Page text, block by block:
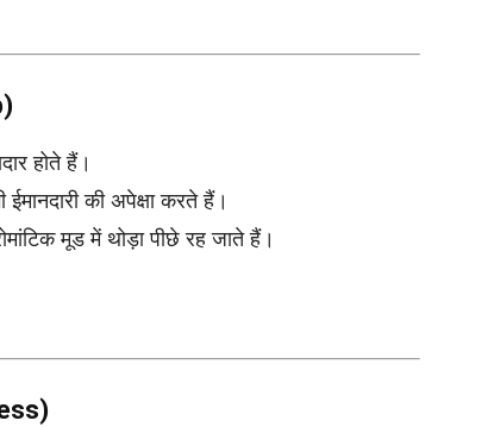
होते हैं।
की अपेक्षा करते हैं।
मूड में थोड़ा पीछे रह जाते हैं।